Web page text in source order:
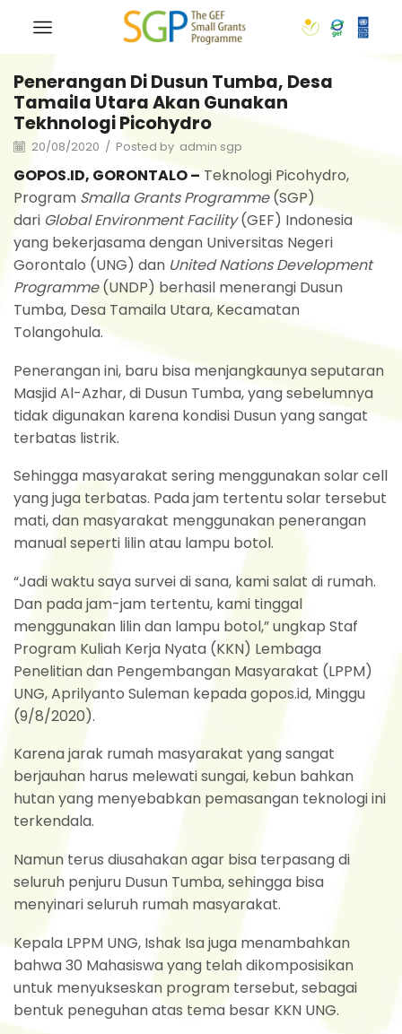
Penerangan Di Dusun Tumba, Desa
Tamaila Utara Akan Gunakan
Tekhnologi Picohydro
20/08/2020 / Posted by admin sgp
GOPOS.ID, GORONTALO – Teknologi Picohydro,
Program Smalla Grants Programme(SGP)
dari Global Environment Facility(GEF) Indonesia
yang bekerjasama dengan Universitas Negeri
Gorontalo (UNG) dan United Nations Development
Programme(UNDP) berhasil menerangi Dusun
Tumba, Desa Tamaila Utara, Kecamatan
Tolangohula.
Penerangan ini, baru bisa menjangkaunya seputaran
Masjid Al-Azhar, di Dusun Tumba, yang sebelumnya
tidak digunakan karena kondisi Dusun yang sangat
terbatas listrik.
Sehingga masyarakat sering menggunakan solar cell
yang juga terbatas. Pada jam tertentu solar tersebut
mati, dan masyarakat menggunakan penerangan
manual seperti lilin atau lampu botol.
“Jadi waktu saya survei di sana, kami salat di rumah.
Dan pada jam-jam tertentu, kami tinggal
menggunakan lilin dan lampu botol,” ungkap Staf
Program Kuliah Kerja Nyata (KKN) Lembaga
Penelitian dan Pengembangan Masyarakat (LPPM)
UNG, Aprilyanto Suleman kepada gopos.id, Minggu
(9/8/2020).
Karena jarak rumah masyarakat yang sangat
berjauhan harus melewati sungai, kebun bahkan
hutan yang menyebabkan pemasangan teknologi ini
terkendala.
Namun terus diusahakan agar bisa terpasang di
seluruh penjuru Dusun Tumba, sehingga bisa
menyinari seluruh rumah masyarakat.
Kepala LPPM UNG, Ishak Isa juga menambahkan
bahwa 30 Mahasiswa yang telah dikomposisikan
untuk menyukseskan program tersebut, sebagai
bentuk peneguhan atas tema besar KKN UNG.